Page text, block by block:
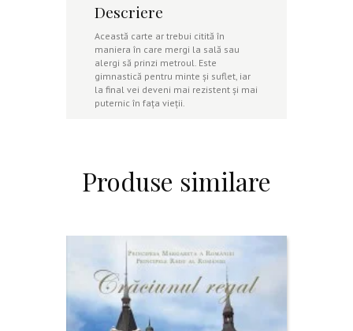
Descriere
Această carte ar trebui citită în
maniera în care mergi la sală sau
alergi să prinzi metroul. Este
gimnastică pentru minte și suflet, iar
la final vei deveni mai rezistent și mai
puternic în fața vieții.
Produse similare